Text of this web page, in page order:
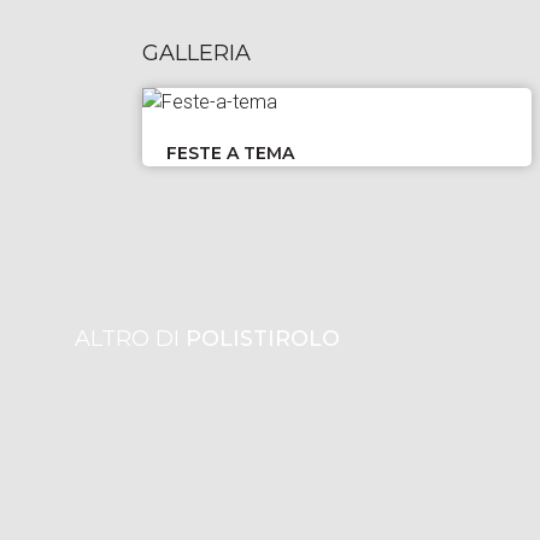
GALLERIA
FESTE A TEMA
ALTRO DI POLISTIROLO